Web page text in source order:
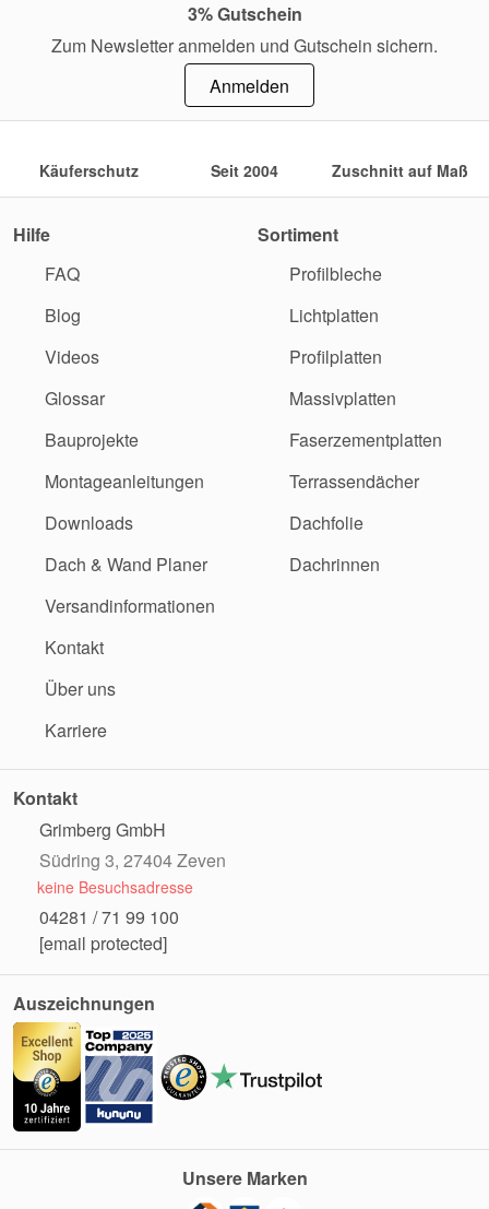
3% Gutschein
Zum Newsletter anmelden und Gutschein sichern.
Anmelden
Käuferschutz Seit 2004 Zuschnitt auf Maß
Hilfe
FAQ
Blog
Videos
Glossar
Bauprojekte
Montageanleitungen
Downloads
Dach & Wand Planer
Versandinformationen
Kontakt
Über uns
Karriere
Sortiment
Profilbleche
Lichtplatten
Profilplatten
Massivplatten
Faserzementplatten
Terrassendächer
Dachfolie
Dachrinnen
Kontakt
Grimberg GmbH
Südring 3, 27404 Zeven
keine Besuchsadresse
04281 / 71 99 100
[email protected]
Auszeichnungen
Unsere Marken